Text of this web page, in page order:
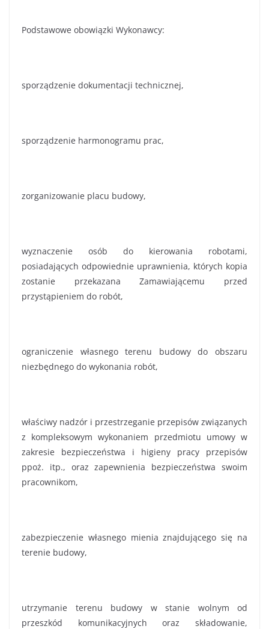
Podstawowe obowiązki Wykonawcy:
sporządzenie dokumentacji technicznej,
sporządzenie harmonogramu prac,
zorganizowanie placu budowy,
wyznaczenie osób do kierowania robotami,
posiadających odpowiednie uprawnienia, których kopia
zostanie przekazana Zamawiającemu przed
przystąpieniem do robót,
ograniczenie własnego terenu budowy do obszaru
niezbędnego do wykonania robót,
właściwy nadzór i przestrzeganie przepisów związanych
z kompleksowym wykonaniem przedmiotu umowy w
zakresie bezpieczeństwa i higieny pracy przepisów
ppoż. itp., oraz zapewnienia bezpieczeństwa swoim
pracownikom,
zabezpieczenie własnego mienia znajdującego się na
terenie budowy,
utrzymanie terenu budowy w stanie wolnym od
przeszkód komunikacyjnych oraz składowanie,